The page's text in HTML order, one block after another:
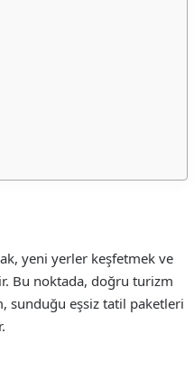
yeni yerler keşfetmek ve
Bu noktada, doğru turizm
sunduğu eşsiz tatil paketleri